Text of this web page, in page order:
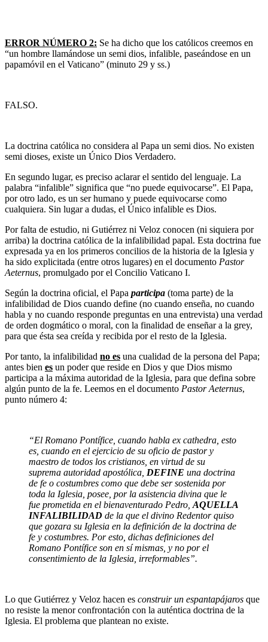
ERROR NÚMERO 2: Se ha dicho que los católicos creemos en
“un hombre llamándose un semi dios, infalible, paseándose en un
papamóvil en el Vaticano” (minuto 29 y ss.)
FALSO.
La doctrina católica no considera al Papa un semi dios. No existen
semi dioses, existe un Único Dios Verdadero.
En segundo lugar, es preciso aclarar el sentido del lenguaje. La
palabra “infalible” significa que “no puede equivocarse”. El Papa,
por otro lado, es un ser humano y puede equivocarse como
cualquiera. Sin lugar a dudas, el Único infalible es Dios.
Por falta de estudio, ni Gutiérrez ni Veloz conocen (ni siquiera por
arriba) la doctrina católica de la infalibilidad papal. Esta doctrina fue
expresada ya en los primeros concilios de la historia de la Iglesia y
ha sido explicitada (entre otros lugares) en el documento Pastor
Aeternus, promulgado por el Concilio Vaticano I.
Según la doctrina oficial, el Papa participa (toma parte) de la
infalibilidad de Dios cuando define (no cuando enseña, no cuando
habla y no cuando responde preguntas en una entrevista) una verdad
de orden dogmático o moral, con la finalidad de enseñar a la grey,
para que ésta sea creída y recibida por el resto de la Iglesia.
Por tanto, la infalibilidad no es una cualidad de la persona del Papa;
antes bien es un poder que reside en Dios y que Dios mismo
participa a la máxima autoridad de la Iglesia, para que defina sobre
algún punto de la fe. Leemos en el documento Pastor Aeternus,
punto número 4:
“El Romano Pontífice, cuando habla ex cathedra, esto
es, cuando en el ejercicio de su oficio de pastor y
maestro de todos los cristianos, en virtud de su
suprema autoridad apostólica, DEFINE una doctrina
de fe o costumbres como que debe ser sostenida por
toda la Iglesia, posee, por la asistencia divina que le
fue prometida en el bienaventurado Pedro, AQUELLA
INFALIBILIDAD de la que el divino Redentor quiso
que gozara su Iglesia en la definición de la doctrina de
fe y costumbres. Por esto, dichas definiciones del
Romano Pontífice son en sí mismas, y no por el
consentimiento de la Iglesia, irreformables”.
Lo que Gutiérrez y Veloz hacen es construir un espantapájaros que
no resiste la menor confrontación con la auténtica doctrina de la
Iglesia. El problema que plantean no existe.